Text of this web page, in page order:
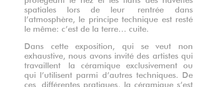
spatiales lors de leur rentrée dans
l’atmosphère, le principe technique est resté
le même: c’est de la terre… cuite.
Dans cette exposition, qui se veut non
exhaustive, nous avons invité des artistes qui
travaillent la céramique exclusivement ou
qui l’utilisent parmi d’autres techniques. De
ces différentes pratiques, la céramique s’est